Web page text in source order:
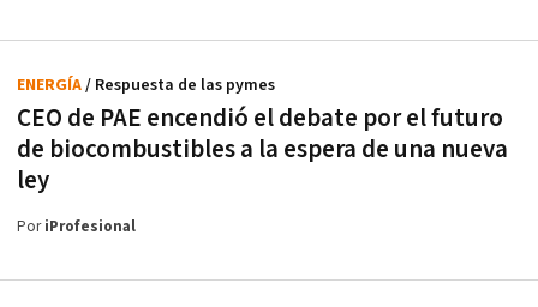
CEO de PAE encendió el debate por el futuro
de biocombustibles a la espera de una nueva
ley
ENERGÍA/ Respuesta de las pymes
PoriProfesional